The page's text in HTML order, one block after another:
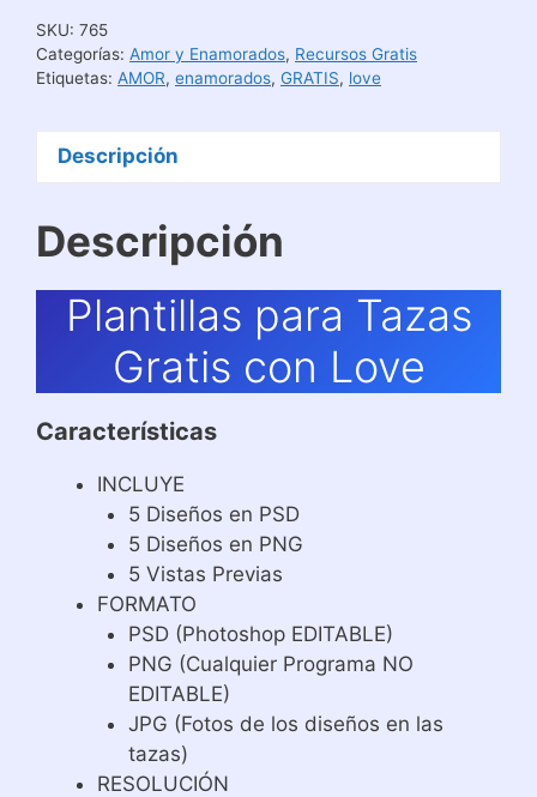
Love
cantidad
SKU: 765
Categorías: Amor y Enamorados, Recursos Gratis
Etiquetas: AMOR, enamorados, GRATIS, love
Descripción
Descripción
Plantillas para Tazas
Gratis con Love
Características
INCLUYE
5 Diseños en PSD
5 Diseños en PNG
5 Vistas Previas
FORMATO
PSD (Photoshop EDITABLE)
PNG (Cualquier Programa NO
EDITABLE)
JPG (Fotos de los diseños en las
tazas)
RESOLUCIÓN